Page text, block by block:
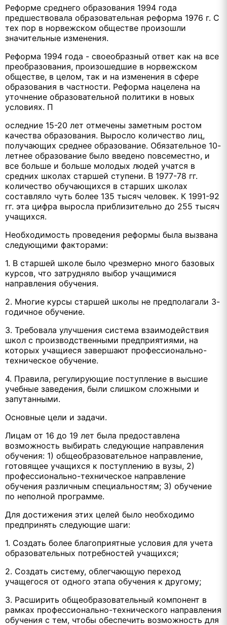
Реформе среднего образования 1994 года
предшествовала образовательная реформа 1976 г. С
тех пор в норвежском обществе произошли
значительные изменения.
Реформа 1994 года - своеобразный ответ как на все
преобразования, произошедшие в норвежском
обществе, в целом, так и на изменения в сфере
образования в частности. Реформа нацелена на
уточнение образовательной политики в новых
условиях. П
оследние 15-20 лет отмечены заметным ростом
качества образования. Выросло количество лиц,
получающих среднее образование. Обязательное 10-
летнее образование было введено повсеместно, и
все больше и больше молодых людей учатся в
средних школах старшей ступени. В 1977-78 гг.
количество обучающихся в старших школах
составляло чуть более 135 тысяч человек. К 1991-92
гг. эта цифра выросла приблизительно до 255 тысяч
учащихся.
Необходимость проведения реформы была вызвана
следующими факторами:
1. В старшей школе было чрезмерно много базовых
курсов, что затрудняло выбор учащимися
направления обучения.
2. Многие курсы старшей школы не предполагали 3-
годичное обучение.
3. Требовала улучшения система взаимодействия
школ с производственными предприятиями, на
которых учащиеся завершают профессионально-
техническое обучение.
4. Правила, регулирующие поступление в высшие
учебные заведения, были слишком сложными и
запутанными.
Основные цели и задачи.
Лицам от 16 до 19 лет была предоставлена
возможность выбирать следующие направления
обучения: 1) общеобразовательное направление,
готовящее учащихся к поступлению в вузы, 2)
профессионально-техническое направление
обучения различным специальностям; 3) обучение
по неполной программе.
Для достижения этих целей было необходимо
предпринять следующие шаги:
1. Создать более благоприятные условия для учета
образовательных потребностей учащихся;
2. Создать систему, облегчающую переход
учащегося от одного этапа обучения к другому;
3. Расширить общеобразовательный компонент в
рамках профессионально-технического направления
обучения с тем, чтобы обеспечить возможность для